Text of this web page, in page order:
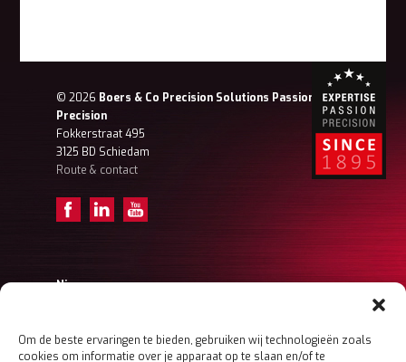
Om de beste ervaringen te bieden, gebruiken wij technologieën zoals
cookies om informatie over je apparaat op te slaan en/of te
© 2026 Boers & Co Precision Solutions Passion for
Precision
Fokkerstraat 495
3125 BD Schiedam
Route & contact
Nieuws
Achter de schermen – Koen (Ordermanager)
Meer nieuws